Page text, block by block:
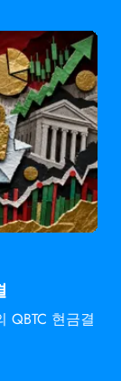
QBTC 현금결